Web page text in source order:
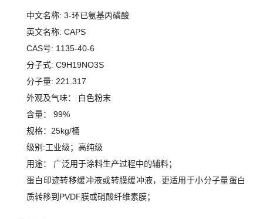
中文名称: 3-环已氨基丙磺酸
英文名称: CAPS
CAS号: 1135-40-6
分子式: C9H19NO3S
分子量: 221.317
外观及气味： 白色粉末
含量： 99%
规格：25kg/桶
级别:工业级；高纯级
用途： 广泛用于涂料生产过程中的辅料；
蛋白印迹转移缓冲液或转膜缓冲液，更适用于小分子量蛋白
质转移到PVDF膜或硝酸纤维素膜；